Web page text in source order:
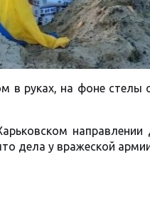
в руках, на фоне стелы
направлении
дела у вражеской